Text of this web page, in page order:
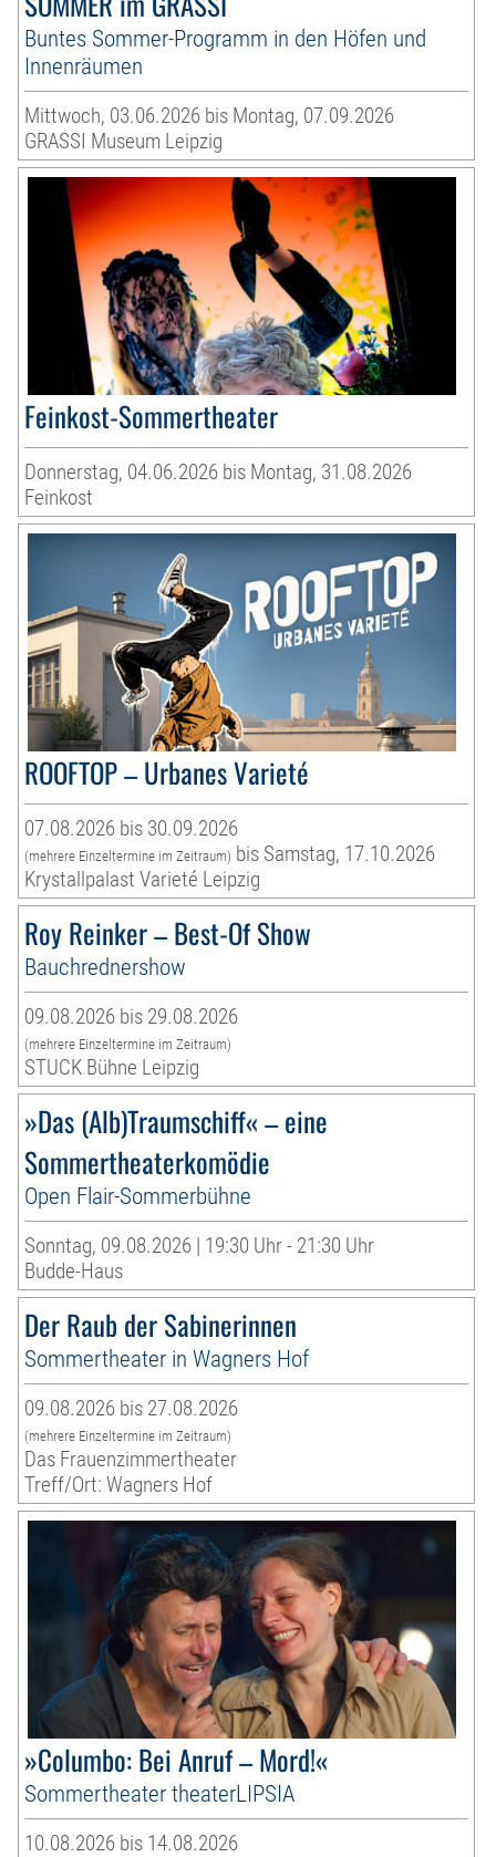
Buntes Sommer-Programm in den Höfen und
Innenräumen
Mittwoch, 03.06.2026 bis Montag, 07.09.2026
GRASSI Museum Leipzig
Feinkost-Sommertheater
Donnerstag, 04.06.2026 bis Montag, 31.08.2026
Feinkost
ROOFTOP – Urbanes Varieté
07.08.2026 bis 30.09.2026
(mehrere Einzeltermine im Zeitraum) bis Samstag, 17.10.2026
Krystallpalast Varieté Leipzig
Roy Reinker – Best-Of Show
Bauchrednershow
09.08.2026 bis 29.08.2026
(mehrere Einzeltermine im Zeitraum)
STUCK Bühne Leipzig
»Das (Alb)Traumschiff« – eine
Sommertheaterkomödie
Open Flair-Sommerbühne
Sonntag, 09.08.2026 | 19:30 Uhr - 21:30 Uhr
Budde-Haus
Der Raub der Sabinerinnen
Sommertheater in Wagners Hof
09.08.2026 bis 27.08.2026
(mehrere Einzeltermine im Zeitraum)
Das Frauenzimmertheater
Treff/Ort: Wagners Hof
»Columbo: Bei Anruf – Mord!«
Sommertheater theaterLIPSIA
10.08.2026 bis 14.08.2026